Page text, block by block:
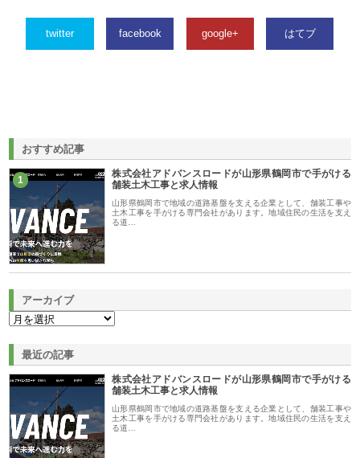
twitter facebook google+ はてブ
おすすめ記事
1
株式会社アドバンスロードが山形県鶴岡市で手がける
舗装土木工事と求人情報
山形県鶴岡市で地域の道路基盤を支える企業として、舗装工事や
土木工事を手がける専門会社があります。地域住民の生活を支え
る道…
アーカイブ
最近の記事
株式会社アドバンスロードが山形県鶴岡市で手がける
舗装土木工事と求人情報
山形県鶴岡市で地域の道路基盤を支える企業として、舗装工事や
土木工事を手がける専門会社があります。地域住民の生活を支え
る道…